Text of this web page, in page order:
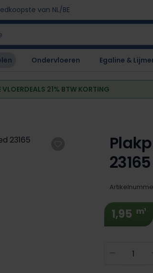
van NL/BE
Ondervloeren Egaline &
VLOERDEALS 21% BTW KORTING
23165
1,95 m¹